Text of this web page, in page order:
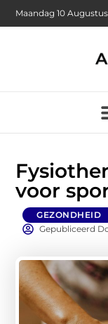
Maandag 10
voor
GEZONDHEID
Gepubliceerd